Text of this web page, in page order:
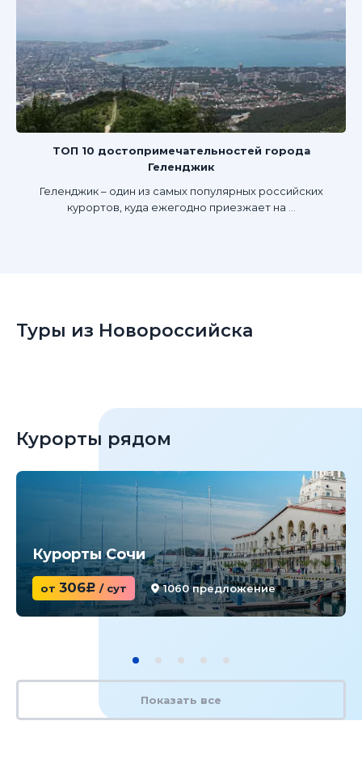
ТОП 10 достопримечательностей города
Геленджик
Геленджик – один из самых популярных российских
курортов, куда ежегодно приезжает на ...
Туры из Новороссийска
Курорты рядом
Курорты Сочи
от 306c / сут 1060 предложение
Показать все